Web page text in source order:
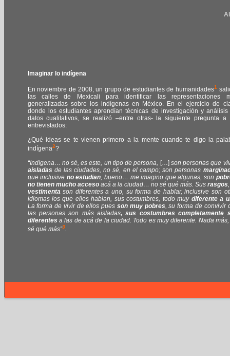
Imaginar lo indígena
En noviembre de 2008, un grupo de estudiantes de humanidades1
las calles de Mexicali para identificar las representaciones
generalizadas sobre los indígenas en México. En el ejercicio de
donde los estudiantes aprendían técnicas de investigación y análisis
datos cualitativos, se realizó –entre otras- la siguiente pregunta a
entrevistados:
¿Qué ideas se te vienen primero a la mente cuando te digo la
indígena2?
“Indígena… no sé, es este, un tipo de persona, […] son personas que
aisladas de las ciudades, no sé, en el campo; son personas
que inclusive no estudian, bueno… me imagino que algunas, son
no tienen mucho accesoacá a la ciudad… no sé qué más. Susrasgos
vestimentason diferentes a uno, su forma de hablar, inclusive son
idiomas los que ellos hablan, sus costumbres, todo muy diferente a
La forma de vivir de ellos pues son muy pobres, su forma de convivir
las personas son más aisladas, sus costumbres completamente
diferentes a las de acá de la ciudad. Todo es muy diferente. Nada
sé qué más”3.